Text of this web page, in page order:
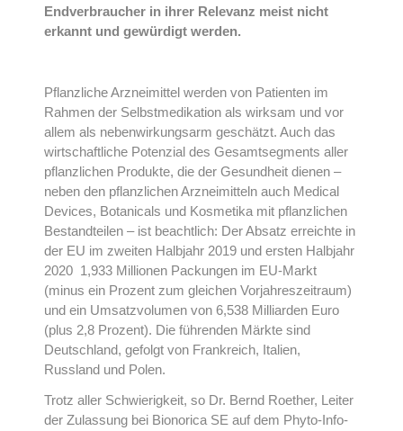
Endverbraucher in ihrer Relevanz meist nicht
erkannt und gewürdigt werden.
Pflanzliche Arzneimittel werden von Patienten im
Rahmen der Selbstmedikation als wirksam und vor
allem als nebenwirkungsarm geschätzt. Auch das
wirtschaftliche Potenzial des Gesamtsegments aller
pflanzlichen Produkte, die der Gesundheit dienen –
neben den pflanzlichen Arzneimitteln auch Medical
Devices, Botanicals und Kosmetika mit pflanzlichen
Bestandteilen – ist beachtlich: Der Absatz erreichte in
der EU im zweiten Halbjahr 2019 und ersten Halbjahr
2020 1,933 Millionen Packungen im EU-Markt
(minus ein Prozent zum gleichen Vorjahreszeitraum)
und ein Umsatzvolumen von 6,538 Milliarden Euro
(plus 2,8 Prozent). Die führenden Märkte sind
Deutschland, gefolgt von Frankreich, Italien,
Russland und Polen.
Trotz aller Schwierigkeit, so Dr. Bernd Roether, Leiter
der Zulassung bei Bionorica SE auf dem Phyto-Info-